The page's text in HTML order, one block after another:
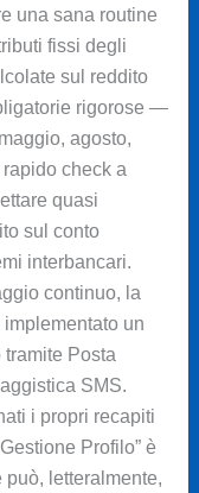
una sana routine
fissi degli
sul reddito
rigorose —
agosto,
check a
quasi
sul conto
interbancari.
continuo, la
un
Posta
SMS.
i propri recapiti
Profilo” è
letteralmente,